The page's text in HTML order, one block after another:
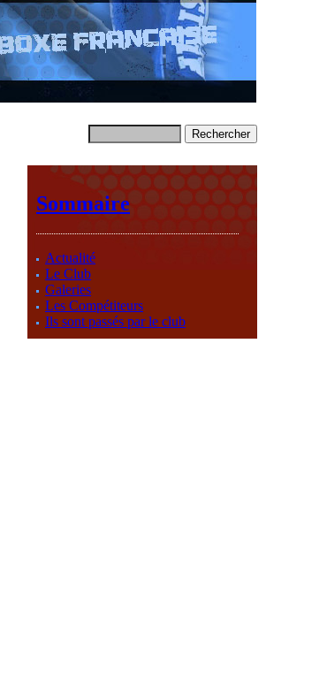
Sommaire
Actualité
Le Club
Galeries
Les Compétiteurs
Ils sont passés par le club